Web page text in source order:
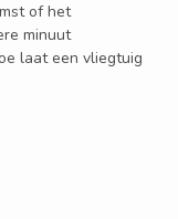
of het
minuut
laat een vliegtuig